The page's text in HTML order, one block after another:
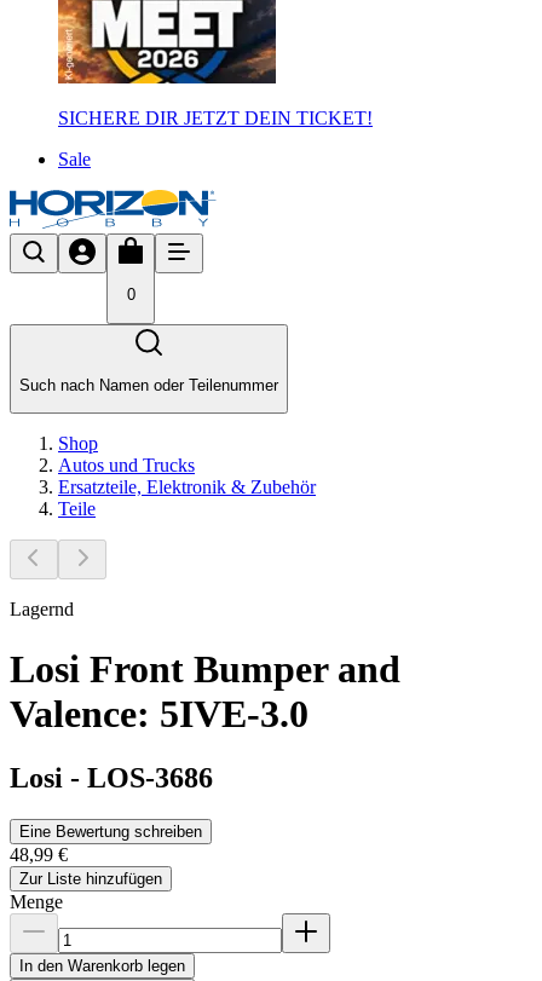
SICHERE DIR JETZT DEIN TICKET!
Sale
0
Such nach Namen oder Teilenummer
Shop
Autos und Trucks
Ersatzteile, Elektronik & Zubehör
Teile
Lagernd
Losi Front Bumper and
Valence: 5IVE-3.0
Losi - LOS-3686
Eine Bewertung schreiben
48,99 €
Zur Liste hinzufügen
Menge
In den Warenkorb legen